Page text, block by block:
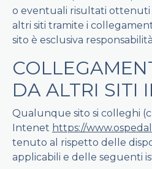
o eventuali risultati ottenuti
altri siti tramite i
sito è esclusiva
DA ALTRI SITI
Qualunque sito si colleghi
Intenet https://
tenuto al rispetto delle
applicabili e delle seguenti